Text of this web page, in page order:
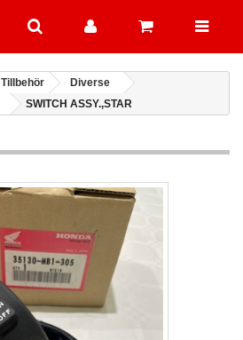
Tillbehör
Diverse
SWITCH ASSY.,STAR